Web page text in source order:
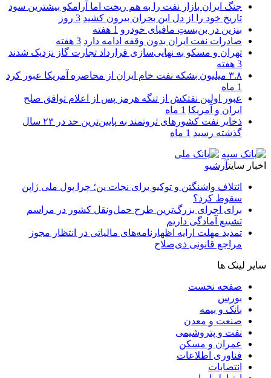
جنگ ایران بازار نفت را به هم ریخت اما آرامکو بیشترین سود
تاریخ خود را از دل این بحران بیرون کشید 3 روز
بنزین در بن‌بستِ مافیای خودرو 1 هفته
صادرات نفت ایران بدون وقفه ادامه دارد 3 هفته
تهران و مسکو به نهایی‌سازی قرارداد تجارت گاز نزدیک شدند
3 هفته
۳.۸ میلیون بشکه نفت خام ایران از محاصره آمریکا عبور کرد
1 ماه
عبور اولین نفتکش از تنگه هرمز پس از اعلام توافق صلح
ایران و آمریکا 1 ماه
ذخایر نفت کشورهای ثروتمند به پایین‌ترین حد در ۲۳ سال
گذشته رسید 1 ماه
اخبار سایتآرشیو
ائتلاف واشنگتن و توکیو برای نجات ین؛ چرا پول ملی ژاپن
سقوط کرد؟
برای اجرای بزرگ‌ترین طرح حمل‌ونقل کشور در مراسم
تشییع آمادگی داریم
تمدید مهلت ارایه اظهارنامه‌های مالیاتی در انتظار مجوز
مراجع قانونی ذی‌‏صلاح
سایر لینک ها
صفحه نخست
بورس
بانک و بیمه
صنعت و معدن
نفت و پتروشیمی
عمران و مسکن
فناوری اطلاعات
انتصابات